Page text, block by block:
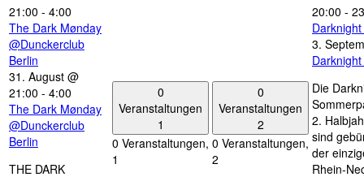
21:00 - 4:00
The Dark Mønday
@Dunckerclub
Berlin
31. August @
21:00 - 4:00
The Dark Mønday
@Dunckerclub
Berlin
THE DARK
0
Veranstaltungen
1
0 Veranstaltungen,
1
0
Veranstaltungen
2
0 Veranstaltungen,
2
20:00 -
3.
Die
2.
sind
der
Rhein-